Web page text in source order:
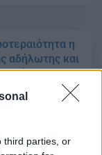
third parties, or
η
αδήλωτης και
μειώθηκε